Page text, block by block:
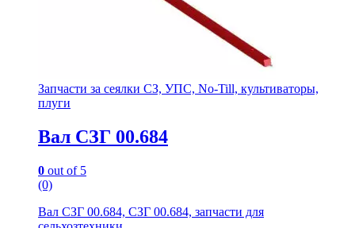
Запчасти за сеялки СЗ, УПС, No-Till, культиваторы,
плуги
Вал СЗГ 00.684
0 out of 5
(0)
Вал СЗГ 00.684, СЗГ 00.684, запчасти для